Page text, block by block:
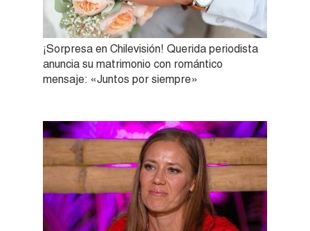
¡Sorpresa en Chilevisión! Querida periodista
anuncia su matrimonio con romántico
mensaje: «Juntos por siempre»